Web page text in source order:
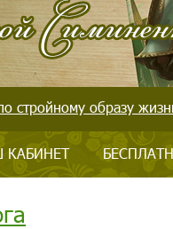
стройному образу
КАБИНЕТ